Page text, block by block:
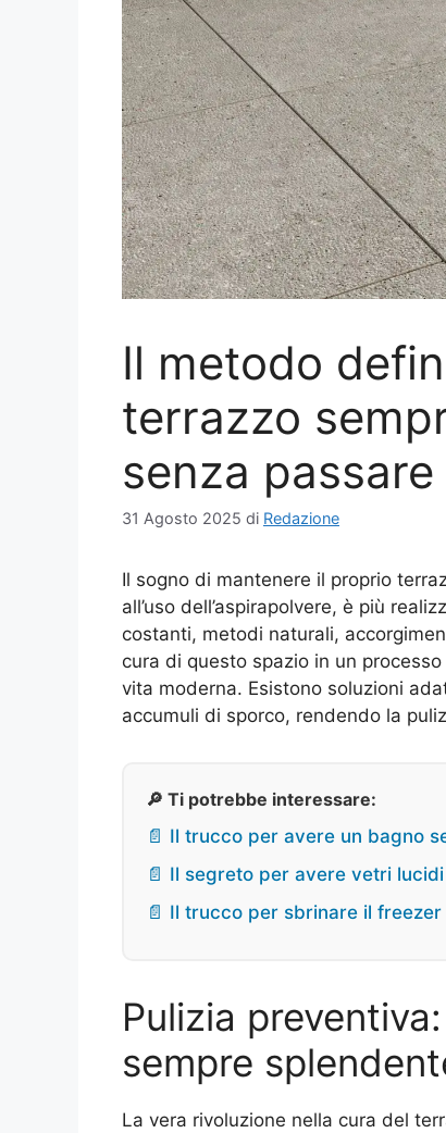
Il metodo
terrazzo
senza passare
31 Agosto 2025 di Redazione
Il sogno di mantenere il proprio
all’uso dell’aspirapolvere, è più
costanti, metodi naturali,
cura di questo spazio in un
vita moderna. Esistono soluzioni
accumuli di sporco, rendendo la
🔎 Ti potrebbe interessare:
📄 Il trucco per avere un bagno
📄 Il segreto per avere vetri
📄 Il trucco per sbrinare il
Pulizia
sempre
La vera rivoluzione nella cura del